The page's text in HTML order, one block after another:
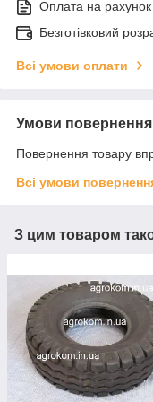
Оплата на рахунок
Безготівковий
Всі умови оплати
Умови повернення
Повернення товару
Всі умови
З цим товаром